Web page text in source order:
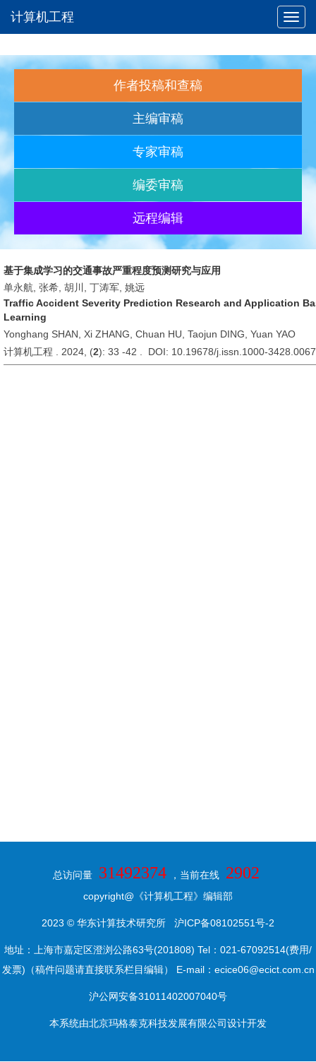
计算机工程
作者投稿和查稿
主编审稿
专家审稿
编委审稿
远程编辑
基于集成学习的交通事故严重程度预测研究与应用
单永航, 张希, 胡川, 丁涛军, 姚远
Traffic Accident Severity Prediction Research and Application
Learning
Yonghang SHAN, Xi ZHANG, Chuan HU, Taojun DING, Yuan YAO
计算机工程 . 2024, (2): 33 -42 . DOI: 10.19678/j.issn.1000-
总访问量 31492374 ，当前在线 2902
copyright@《计算机工程》编辑部
2023 © 华东计算技术研究所 沪ICP备08102551号-2
地址：上海市嘉定区澄浏公路63号(201808) Tel：021-67092514(费用/
发票)（稿件问题请直接联系栏目编辑） E-mail：ecice06@ecict.com.cn
沪公网安备31011402007040号
本系统由北京玛格泰克科技发展有限公司设计开发